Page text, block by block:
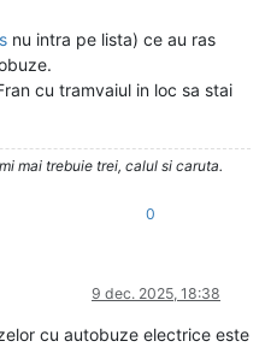
nu intra pe lista) ce au ras
cu tramvaiul in loc sa stai
mai trebuie trei, calul si caruta.
0
9 dec. 2025, 18:38
cu autobuze electrice este